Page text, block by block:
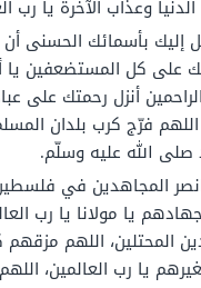
وعذاب الآخرة يا رب
إليك بأسمائك الحسنى
على كل المستضعفين يا
أنزل رحمتك على
فرّج كرب بلدان
الله عليه وسلّم.
المجاهدين في
يا مولانا يا رب
المحتلين، اللهم
يا رب العالمين،